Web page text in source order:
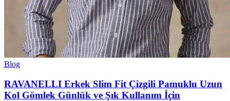
Blog
RAVANELLI Erkek Slim Fit Çizgili Pamuklu Uzun
Kol Gömlek Günlük ve Şık Kullanım İçin